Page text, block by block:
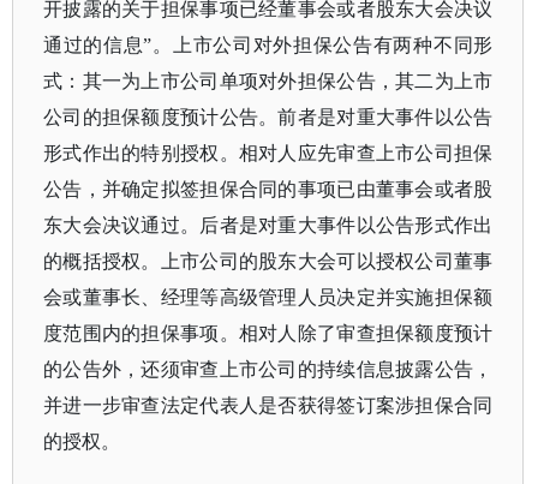
开披露的关于担保事项已经董事会或者股东大会决议
通过的信息”。上市公司对外担保公告有两种不同形
式：其一为上市公司单项对外担保公告，其二为上市
公司的担保额度预计公告。前者是对重大事件以公告
形式作出的特别授权。相对人应先审查上市公司担保
公告，并确定拟签担保合同的事项已由董事会或者股
东大会决议通过。后者是对重大事件以公告形式作出
的概括授权。上市公司的股东大会可以授权公司董事
会或董事长、经理等高级管理人员决定并实施担保额
度范围内的担保事项。相对人除了审查担保额度预计
的公告外，还须审查上市公司的持续信息披露公告，
并进一步审查法定代表人是否获得签订案涉担保合同
的授权。